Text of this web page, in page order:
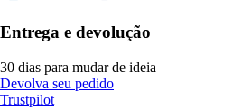
Entrega e devolução
30 dias para mudar de ideia
Devolva seu pedido
Trustpilot